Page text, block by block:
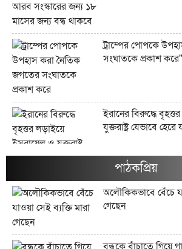
ট্রাম্পের পোপকে
সংঘাতকে প্রকাশ করে"
ইরানের বিরুদ্ধে
যুক্তরাষ্ট্র যেভাবে হেরে
ইরানের জব্দকৃত ১০০
সম্পদগুলো কী এবং
আছে?"
পাঠকপ্রিয়
অলৌকিকভাবে বেঁচে
গেছেন